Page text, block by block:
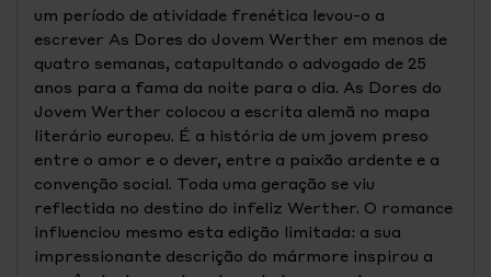
um período de atividade frenética levou-o a
escrever As Dores do Jovem Werther em menos de
quatro semanas, catapultando o advogado de 25
anos para a fama da noite para o dia. As Dores do
Jovem Werther colocou a escrita alemã no mapa
literário europeu. É a história de um jovem preso
entre o amor e o dever, entre a paixão ardente e a
convenção social. Toda uma geração se viu
reflectida no destino do infeliz Werther. O romance
influenciou mesmo esta edição limitada: a sua
impressionante descrição do mármore inspirou a